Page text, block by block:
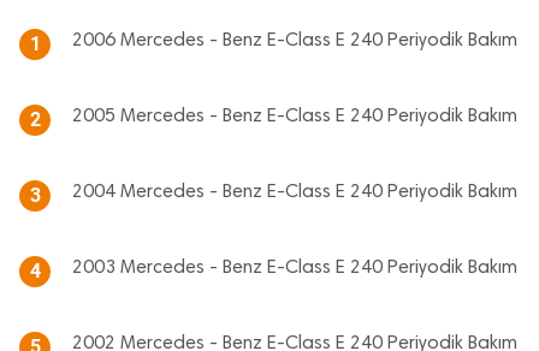
1 2006 Mercedes - Benz E-Class E 240 Periyodik Bakım
2 2005 Mercedes - Benz E-Class E 240 Periyodik Bakım
3 2004 Mercedes - Benz E-Class E 240 Periyodik Bakım
4 2003 Mercedes - Benz E-Class E 240 Periyodik Bakım
2002 Mercedes - Benz E-Class E 240 Periyodik Bakım